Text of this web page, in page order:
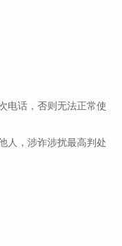
电话，否则无法正常使
人，涉诈涉扰最高判处